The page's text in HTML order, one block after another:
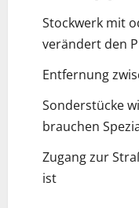
Stockwerk mit
verändert den
Entfernung
Sonderstücke
brauchen
Zugang zur
ist